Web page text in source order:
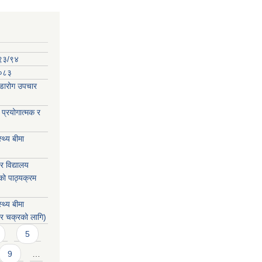
९४
उपचार
र
बीमा
विद्यालय
पाठ्यक्रम
बीमा
चक्रको लागि)
5
9